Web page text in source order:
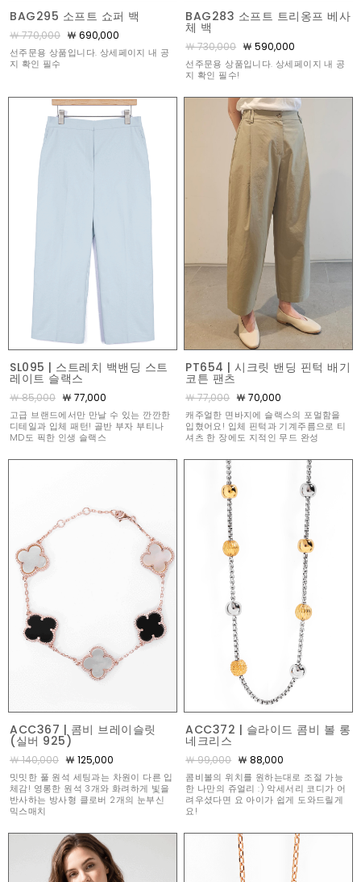
BAG295 소프트 쇼퍼 백
￦ 770,000 ￦ 690,000
선주문용 상품입니다. 상세페이지 내 공
지 확인 필수
BAG283 소프트 트리옹프 베사
체 백
￦ 730,000 ￦ 590,000
선주문용 상품입니다. 상세페이지 내 공
지 확인 필수!
SL095 | 스트레치 백밴딩 스트
레이트 슬랙스
￦ 85,000 ￦ 77,000
고급 브랜드에서만 만날 수 있는 깐깐한
디테일과 입체 패턴! 골반 부자 부티나
MD도 픽한 인생 슬랙스
PT654 | 시크릿 밴딩 핀턱 배기
코튼 팬츠
￦ 77,000 ￦ 70,000
캐주얼한 면바지에 슬랙스의 포멀함을
입혔어요! 입체 핀턱과 기계주름으로 티
셔츠 한 장에도 지적인 무드 완성
ACC367 | 콤비 브레이슬릿
(실버 925)
￦ 140,000 ￦ 125,000
밋밋한 풀 원석 세팅과는 차원이 다른 입
체감! 영롱한 원석 3개와 화려하게 빛을
반사하는 방사형 클로버 2개의 눈부신
믹스매치
ACC372 | 슬라이드 콤비 볼 롱
네크리스
￦ 99,000 ￦ 88,000
콤비볼의 위치를 원하는대로 조절 가능
한 나만의 쥬얼리 :) 악세서리 코디가 어
려우셨다면 요 아이가 쉽게 도와드릴게
요!